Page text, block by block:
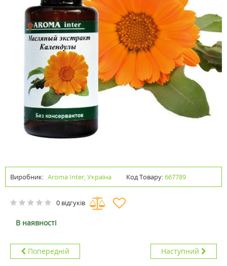
Виробник: Aroma Inter, Україна Код Товару:667789
0 відгуків
В наявності
Попередній Наступний